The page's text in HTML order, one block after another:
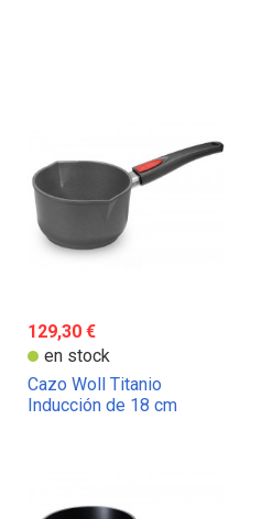
129,30 €
en stock
Cazo Woll Titanio
Inducción de 18 cm